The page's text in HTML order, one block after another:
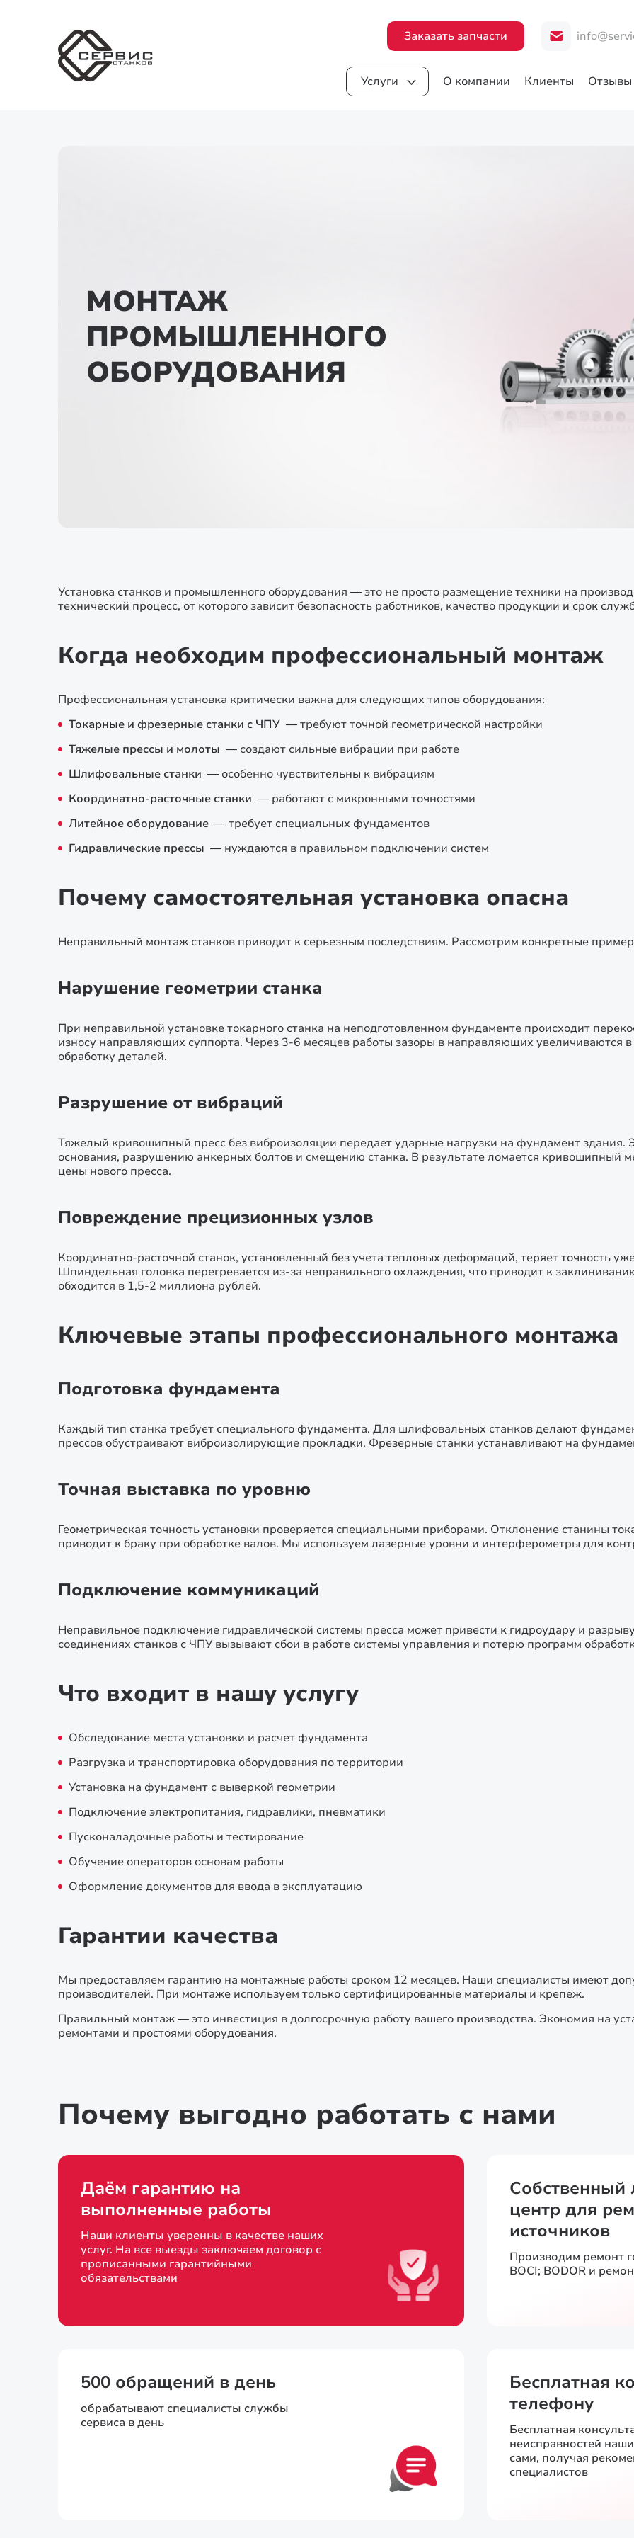
Услуги О компании Клиенты Отзывы
Заказать запчасти
МОНТАЖ
ПРОМЫШЛЕННОГО
ОБОРУДОВАНИЯ
Установка станков и промышленного оборудования — это не просто размещение техники на
технический процесс, от которого зависит безопасность работников, качество продукции и срок
Когда необходим профессиональный монтаж
Профессиональная установка критически важна для следующих типов оборудования:
Токарные и фрезерные станки с ЧПУ — требуют точной геометрической настройки
Тяжелые прессы и молоты — создают сильные вибрации при работе
Шлифовальные станки — особенно чувствительны к вибрациям
Координатно-расточные станки — работают с микронными точностями
Литейное оборудование — требует специальных фундаментов
Гидравлические прессы — нуждаются в правильном подключении систем
Почему самостоятельная установка опасна
Неправильный монтаж станков приводит к серьезным последствиям. Рассмотрим конкретные
Нарушение геометрии станка
При неправильной установке токарного станка на неподготовленном фундаменте происходит
износу направляющих суппорта. Через 3-6 месяцев работы зазоры в направляющих увеличиваются
обработку деталей.
Разрушение от вибраций
Тяжелый кривошипный пресс без виброизоляции передает ударные нагрузки на фундамент здания.
основания, разрушению анкерных болтов и смещению станка. В результате ломается кривошипный
цены нового пресса.
Повреждение прецизионных узлов
Координатно-расточной станок, установленный без учета тепловых деформаций, теряет точность
Шпиндельная головка перегревается из-за неправильного охлаждения, что приводит к
обходится в 1,5-2 миллиона рублей.
Ключевые этапы профессионального монтажа
Подготовка фундамента
Каждый тип станка требует специального фундамента. Для шлифовальных станков делают
прессов обустраивают виброизолирующие прокладки. Фрезерные станки устанавливают на
Точная выставка по уровню
Геометрическая точность установки проверяется специальными приборами. Отклонение станины
приводит к браку при обработке валов. Мы используем лазерные уровни и интерферометры для
Подключение коммуникаций
Неправильное подключение гидравлической системы пресса может привести к гидроудару и
соединениях станков с ЧПУ вызывают сбои в работе системы управления и потерю программ
Что входит в нашу услугу
Обследование места установки и расчет фундамента
Разгрузка и транспортировка оборудования по территории
Установка на фундамент с выверкой геометрии
Подключение электропитания, гидравлики, пневматики
Пусконаладочные работы и тестирование
Обучение операторов основам работы
Оформление документов для ввода в эксплуатацию
Гарантии качества
Мы предоставляем гарантию на монтажные работы сроком 12 месяцев. Наши специалисты имеют
производителей. При монтаже используем только сертифицированные материалы и крепеж.
Правильный монтаж — это инвестиция в долгосрочную работу вашего производства. Экономия на
ремонтами и простоями оборудования.
Почему выгодно работать с нами
Даём гарантию на
выполненные работы
Наши клиенты уверенны в качестве наших
услуг. На все выезды заключаем договор с
прописанными гарантийными
обязательствами
Собственный
центр для
источников
Производим ремонт
BOCI; BODOR и
500 обращений в день
обрабатывают специалисты службы
сервиса в день
Бесплатная
телефону
Бесплатная
неисправностей
сами, получая
специалистов